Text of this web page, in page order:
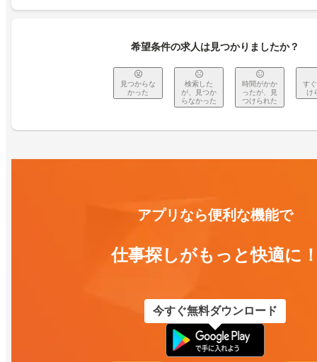
希望条件の求人は見つかりましたか？
見つからな
かった
検索した
が、見つか
らなかった
時間がかか
ったが、見
つけられた
す
け
アプリなら便利な機能で
仕事探しがもっと快適に
今すぐ無料ダウンロード